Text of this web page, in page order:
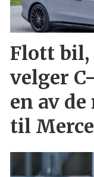
Flott bil,
velger
en av de
til